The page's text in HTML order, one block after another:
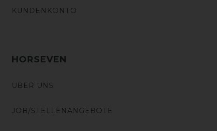
KUNDENKONTO
HORSEVEN
ÜBER UNS
JOB/STELLENANGEBOTE